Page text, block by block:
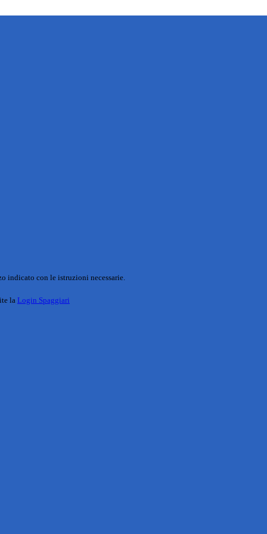
indicato con le istruzioni necessarie.
la Login Spaggiari